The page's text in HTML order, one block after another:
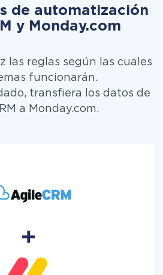
de automatización
y Monday.com
las reglas según las cuales
funcionarán.
transfiera los datos de
a Monday.com.